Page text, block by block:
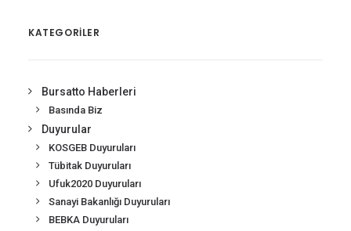
KATEGORİLER
Bursatto Haberleri
Basında Biz
Duyurular
KOSGEB Duyuruları
Tübitak Duyuruları
Ufuk2020 Duyuruları
Sanayi Bakanlığı Duyuruları
BEBKA Duyuruları